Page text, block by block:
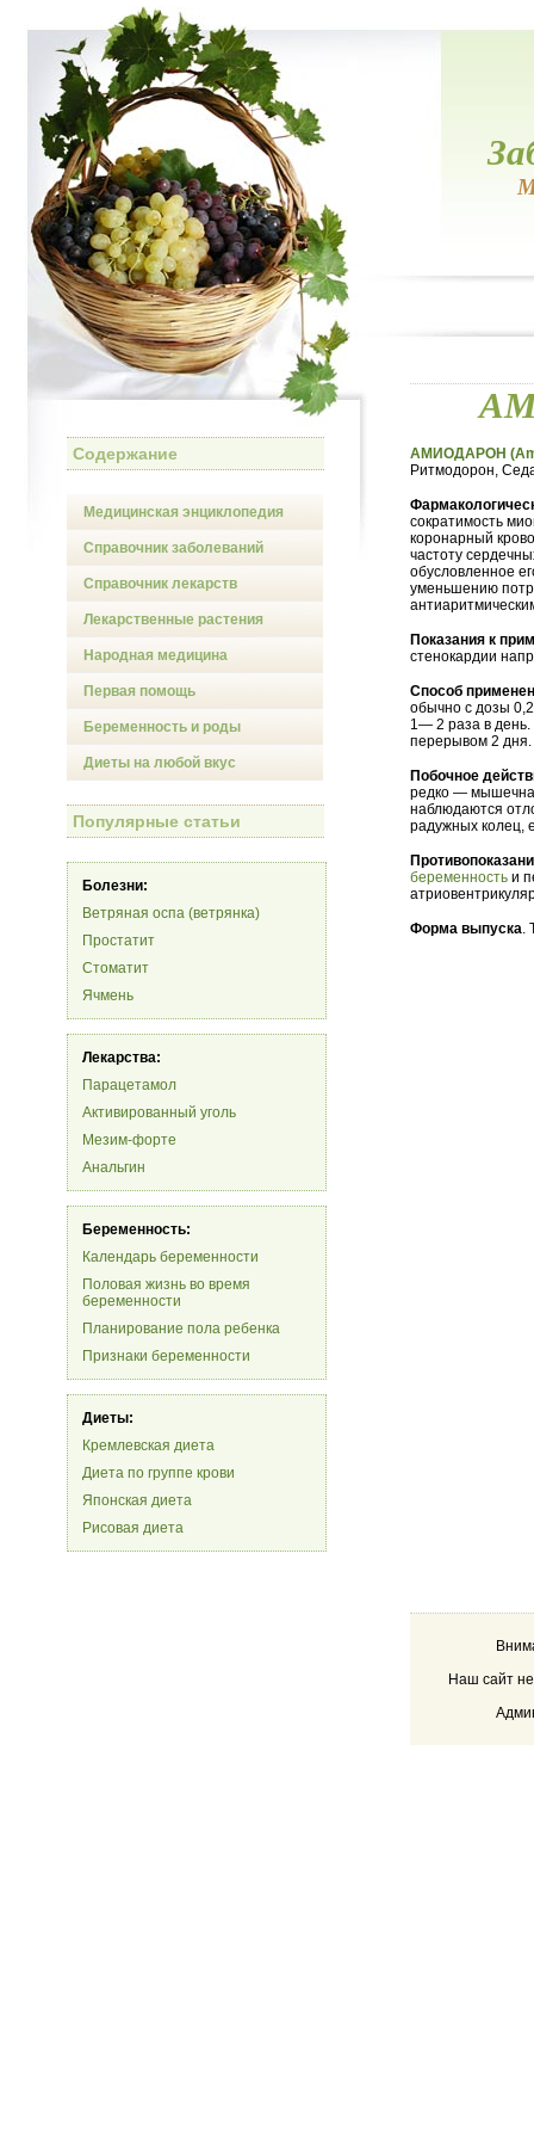
Содержание
Медицинская энциклопедия
Справочник заболеваний
Справочник лекарств
Лекарственные растения
Народная медицина
Первая помощь
Беременность и роды
Диеты на любой вкус
Популярные статьи
Болезни:
Ветряная оспа (ветрянка)
Простатит
Стоматит
Ячмень
Лекарства:
Парацетамол
Активированный уголь
Мезим-форте
Анальгин
Беременность:
Календарь беременности
Половая жизнь во время
беременности
Планирование пола ребенка
Признаки беременности
Диеты:
Кремлевская диета
Диета по группе крови
Японская диета
Рисовая диета
АМИОДАРОН
Ритмодорон,
сократимость
коронарный
частоту
обусловленное
уменьшению
Показания к
стенокардии
Способ
обычно с дозы
1— 2 раза в
перерывом 2 дня.
Побочное
редко —
наблюдаются
радужных колец,
беременность и
Форма выпуска.
Наш сайт